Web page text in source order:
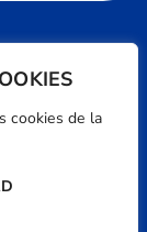
cookies de la